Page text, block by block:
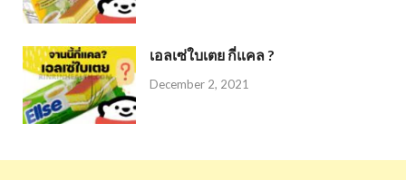
เอลเซ่ใบเตย กี่แคล ?
December 2, 2021